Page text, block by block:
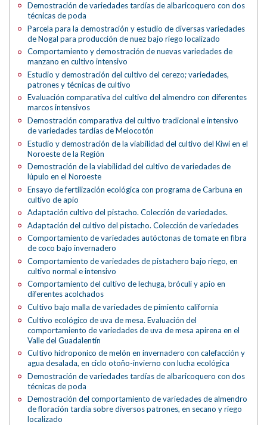
Demostración de variedades tardías de albaricoquero con dos
técnicas de poda
Parcela para la demostración y estudio de diversas variedades
de Nogal para producción de nuez bajo riego localizado
Comportamiento y demostración de nuevas variedades de
manzano en cultivo intensivo
Estudio y demostración del cultivo del cerezo; variedades,
patrones y técnicas de cultivo
Evaluación comparativa del cultivo del almendro con diferentes
marcos intensivos
Demostración comparativa del cultivo tradicional e intensivo
de variedades tardías de Melocotón
Estudio y demostración de la viabilidad del cultivo del Kiwi en el
Noroeste de la Región
Demostración de la viabilidad del cultivo de variedades de
lúpulo en el Noroeste
Ensayo de fertilización ecológica con programa de Carbuna en
cultivo de apio
Adaptación cultivo del pistacho. Colección de variedades.
Adaptación del cultivo del pistacho. Colección de variedades
Comportamiento de variedades autóctonas de tomate en fibra
de coco bajo invernadero
Comportamiento de variedades de pistachero bajo riego, en
cultivo normal e intensivo
Comportamiento del cultivo de lechuga, bróculi y apio en
diferentes acolchados
Cultivo bajo malla de variedades de pimiento california
Cultivo ecológico de uva de mesa. Evaluación del
comportamiento de variedades de uva de mesa apirena en el
Valle del Guadalentín
Cultivo hidroponico de melón en invernadero con calefacción y
agua desalada, en ciclo otoño-invierno con lucha ecológica
Demostración de variedades tardías de albaricoquero con dos
técnicas de poda
Demostración del comportamiento de variedades de almendro
de floración tardía sobre diversos patrones, en secano y riego
localizado